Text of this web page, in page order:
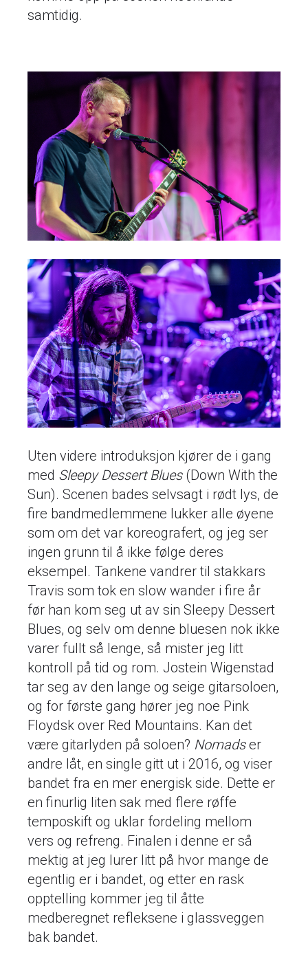
samtidig.
Uten videre introduksjon kjører de i gang
med Sleepy Dessert Blues(Down With the
Sun). Scenen bades selvsagt i rødt lys, de
fire bandmedlemmene lukker alle øyene
som om det var koreografert, og jeg ser
ingen grunn til å ikke følge deres
eksempel. Tankene vandrer til stakkars
Travis som tok en slow wander i fire år
før han kom seg ut av sin Sleepy Dessert
Blues, og selv om denne bluesen nok ikke
varer fullt så lenge, så mister jeg litt
kontroll på tid og rom. Jostein Wigenstad
tar seg av den lange og seige gitarsoloen,
og for første gang hører jeg noe Pink
Floydsk over Red Mountains. Kan det
være gitarlyden på soloen? Nomadser
andre låt, en single gitt ut i 2016, og viser
bandet fra en mer energisk side. Dette er
en finurlig liten sak med flere røffe
temposkift og uklar fordeling mellom
vers og refreng. Finalen i denne er så
mektig at jeg lurer litt på hvor mange de
egentlig er i bandet, og etter en rask
opptelling kommer jeg til åtte
medberegnet refleksene i glassveggen
bak bandet.